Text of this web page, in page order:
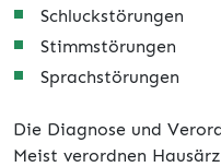
Schluckstörungen
Stimmstörungen
Sprachstörungen
Die Diagnose und
Meist verordnen